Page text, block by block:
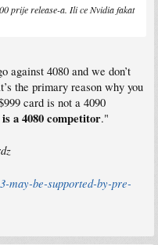
prije release-a. Ili ce Nvidia fakat
against 4080 and we don’t
the primary reason why you
card is not a 4090
a 4080 competitor."
may-be-supported-by-pre-